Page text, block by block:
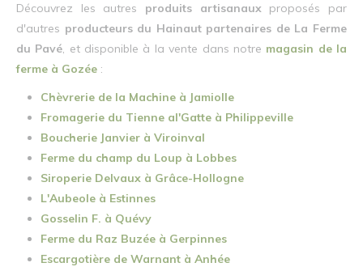
Découvrez les autres produits artisanauxproposés par
d'autres producteurs du Hainaut partenaires de La Ferme
du Pavé, et disponible à la vente dans notre magasin de la
ferme à Gozée :
Chèvrerie de la Machine à Jamiolle
Fromagerie du Tienne al'Gatte à Philippeville
Boucherie Janvier à Viroinval
Ferme du champ du Loup à Lobbes
Siroperie Delvaux à Grâce-Hollogne
L'Aubeole à Estinnes
Gosselin F. à Quévy
Ferme du Raz Buzée à Gerpinnes
Escargotière de Warnant à Anhée